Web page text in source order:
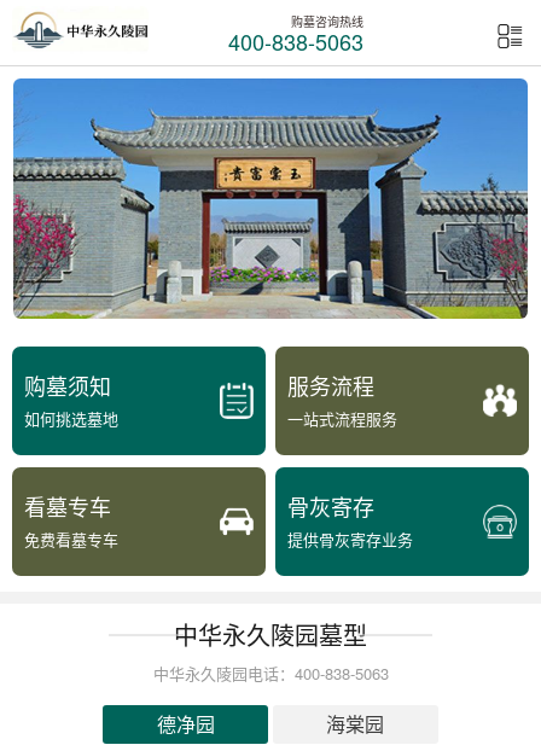
购墓咨询热线
400-838-5063
购墓须知
如何挑选墓地
服务流程
一站式流程服务
看墓专车
免费看墓专车
骨灰寄存
提供骨灰寄存业务
中华永久陵园墓型
中华永久陵园电话：400-838-5063
德净园 海棠园